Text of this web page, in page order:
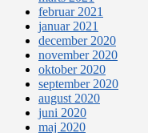
februar 2021
januar 2021
december 2020
november 2020
oktober 2020
september 2020
august 2020
juni 2020
maj 2020